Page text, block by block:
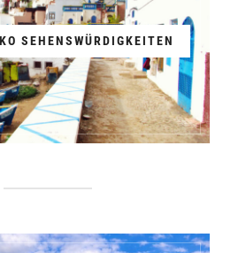
SEHENSWÜRDIGKEITEN